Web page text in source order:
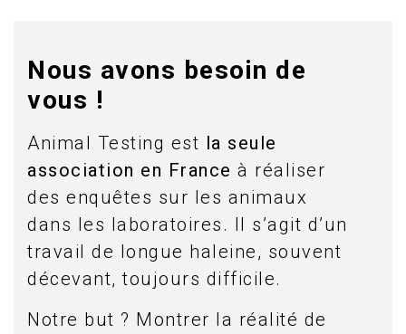
Nous avons besoin de
vous !
Animal Testing est la seule
association en France à réaliser
des enquêtes sur les animaux
dans les laboratoires. Il s’agit d’un
travail de longue haleine, souvent
décevant, toujours difficile.
Notre but ? Montrer la réalité de